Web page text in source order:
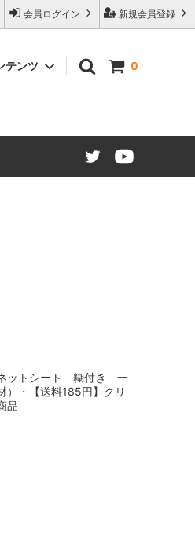
新規会員登録
会員ログイン
0
テンツ
ネットシート 糊付き 一
）・【送料185円】クリ
品